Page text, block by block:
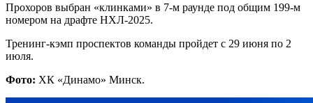
Прохоров выбран «клинками» в 7-м раунде под общим 199-м
номером на драфте НХЛ-2025.
Тренинг-кэмп проспектов команды пройдет с 29 июня по 2
июля.
Фото: ХК «Динамо» Минск.